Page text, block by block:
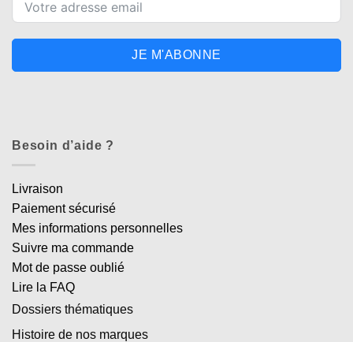
JE M'ABONNE
Besoin d’aide ?
Livraison
Paiement sécurisé
Mes informations personnelles
Suivre ma commande
Mot de passe oublié
Lire la FAQ
Dossiers thématiques
Histoire de nos marques